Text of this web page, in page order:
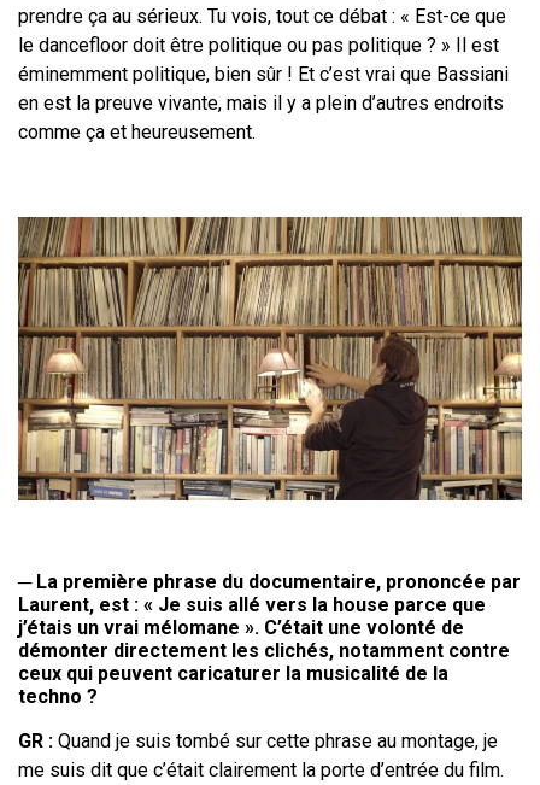
prendre ça au sérieux. Tu vois, tout ce débat : « Est-ce que
le dancefloor doit être politique ou pas politique ? » Il est
éminemment politique, bien sûr ! Et c’est vrai que Bassiani
en est la preuve vivante, mais il y a plein d’autres endroits
comme ça et heureusement.
─ La première phrase du documentaire, prononcée par
Laurent, est : « Je suis allé vers la house parce que
j’étais un vrai mélomane ». C’était une volonté de
démonter directement les clichés, notamment contre
ceux qui peuvent caricaturer la musicalité de la
techno ?
GR : Quand je suis tombé sur cette phrase au montage, je
me suis dit que c’était clairement la porte d’entrée du film.